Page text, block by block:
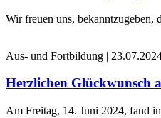
Wir freuen uns, bekanntzugeben,
Aus- und Fortbildung |
Herzlichen Glückwunsch
Am Freitag, 14. Juni 2024, fand